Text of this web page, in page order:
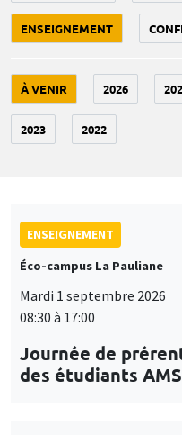
ENSEIGNEMENT
À VENIR 2026
2023 2022
ENSEIGNEMENT
Éco-campus La Pauliane
Mardi 1 septembre 2026
08:30 à 17:00
Journée de
des étudiants